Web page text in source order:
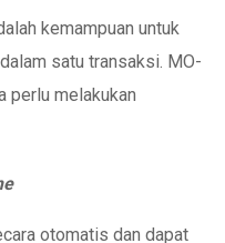
kemampuan untuk
satu transaksi. MO-
perlu melakukan
otomatis dan dapat